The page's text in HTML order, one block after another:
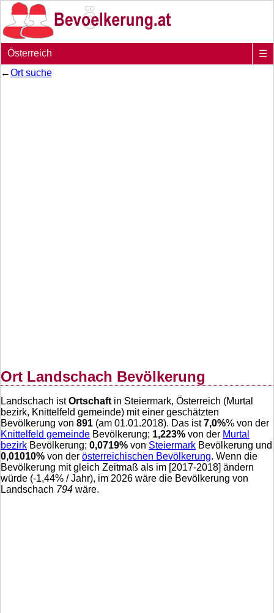
Österreich
☰
←Ort suche
Ort Landschach Bevölkerung
Landschach istOrtschaft in Steiermark, Österreich (Murtal
bezirk, Knittelfeld gemeinde) mit einer geschätzten
Bevölkerung von 891 (am 01.01.2018). Das ist7,0%% von der
Knittelfeld gemeinde Bevölkerung; 1,223% von der Murtal
bezirk Bevölkerung; 0,0719% von Steiermark Bevölkerung und
0,01010% von der österreichischen Bevölkerung. Wenn die
Bevölkerung mit gleich Zeitmaß als im [2017-2018] ändern
würde (-1,44% / Jahr), im 2026 wäre die Bevölkerung von
Landschach 794 wäre.